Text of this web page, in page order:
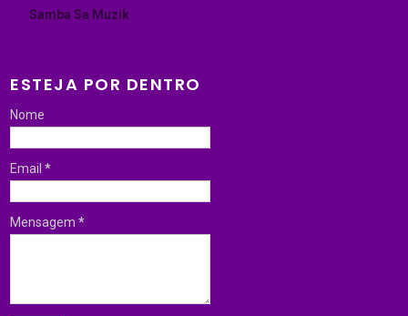
Samba Sa Muzik
ESTEJA POR DENTRO
Nome
Email*
Mensagem*